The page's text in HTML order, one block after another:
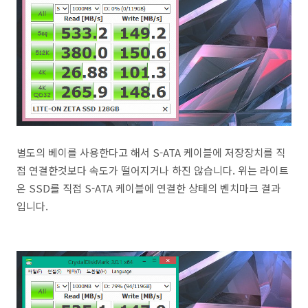
별도의 베이를 사용한다고 해서 S-ATA 케이블에 저장장치를 직
접 연결한것보다 속도가 떨어지거나 하진 않습니다. 위는 라이트
온 SSD를 직접 S-ATA 케이블에 연결한 상태의 벤치마크 결과
입니다.